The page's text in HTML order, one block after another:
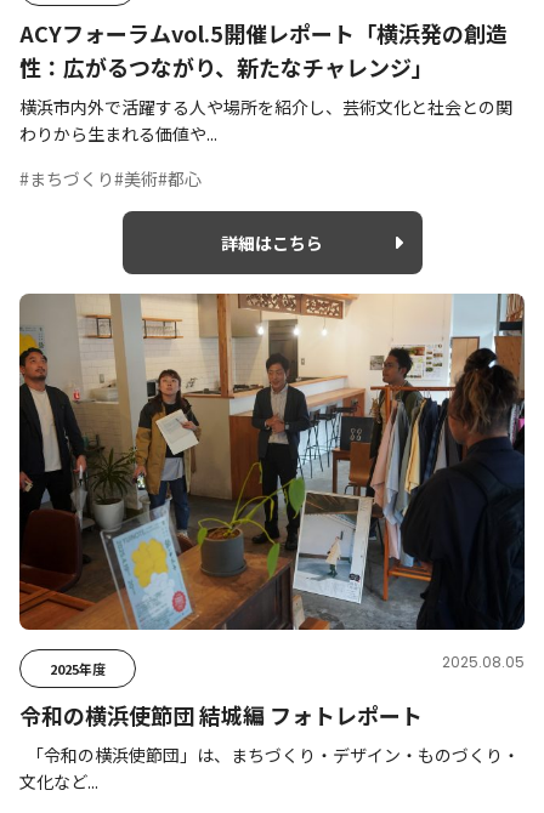
ACYフォーラムvol.5開催レポート「横浜発の創造
性：広がるつながり、新たなチャレンジ」
横浜市内外で活躍する人や場所を紹介し、芸術文化と社会との関
わりから生まれる価値や...
#まちづくり#美術#都心
詳細はこちら
2025年度 2025.08.05
令和の横浜使節団 結城編 フォトレポート
「令和の横浜使節団」は、まちづくり・デザイン・ものづくり・
文化など...